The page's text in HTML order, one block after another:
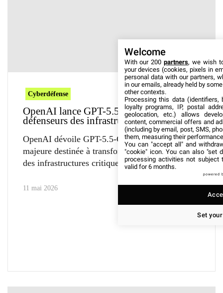
Cyberdéfense
OpenAI lance GPT-5.5-Cyber, l’allié des
défenseurs des infrastructures critiques
OpenAI dévoile GPT-5.5-Cyber, une avancée
majeure destinée à transformer la cybersécurité
des infrastructures critiques. Ce
11 mai 2026
Welcome
With our 200partners, we wish
your devices (cookies, pixels in
personal data with our partners,
in our emails, already held by
other contexts.
Processing this data (identifiers,
loyalty programs, IP, postal
geolocation, etc.) allows
content, commercial offers and
(including by email, post, SMS,
them, measuring their
You can "accept all" and
"cookie" icon. You can also "set
processing activities not subject
valid for 6 months.
powered
Set